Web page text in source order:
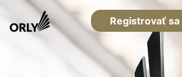
Registrovať sa